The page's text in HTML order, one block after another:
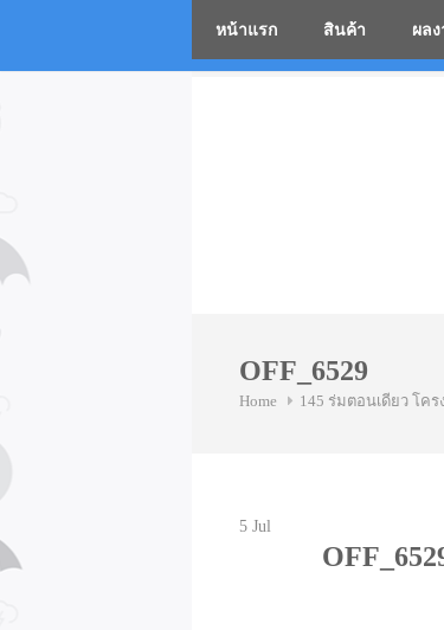
หน้าแรก สินค้า ผล
OFF_6529
Home 145 ร่มตอนเดียว โคร
5 Jul